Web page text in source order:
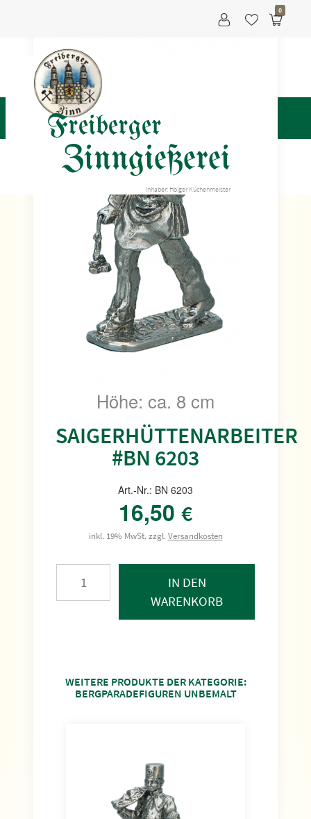
Freiberger
Zinngießerei
Inhaber: Holger Küchenmeister
0
Höhe: ca. 8 cm
SAIGERHÜTTENARBEITER
#BN 6203
Art.-Nr.: BN 6203
16,50 €
inkl. 19% MwSt. zzgl.Versandkosten
IN DEN
WARENKORB
WEITERE PRODUKTE DER KATEGORIE:
BERGPARADEFIGUREN UNBEMALT